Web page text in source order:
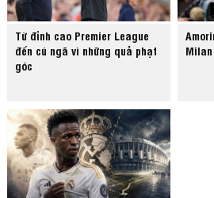
Từ đỉnh cao Premier League
đến cú ngã vì những quả phạt
góc
Milan